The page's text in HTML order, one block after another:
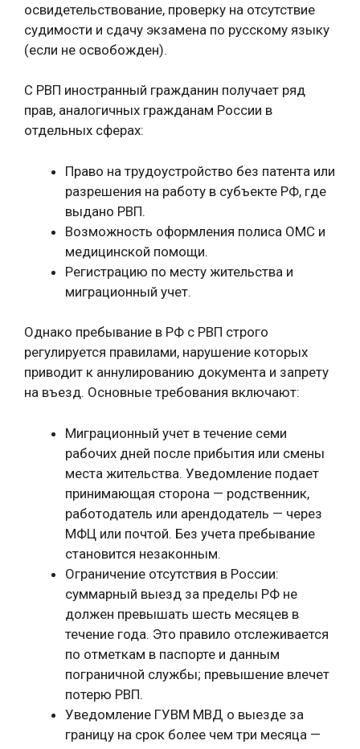
освидетельствование, проверку на отсутствие
судимости и сдачу экзамена по русскому языку
(если не освобожден).
С РВП иностранный гражданин получает ряд
прав, аналогичных гражданам России в
отдельных сферах:
Право на трудоустройство без патента или
разрешения на работу в субъекте РФ, где
выдано РВП.
Возможность оформления полиса ОМС и
медицинской помощи.
Регистрацию по месту жительства и
миграционный учет.
Однако пребывание в РФ с РВП строго
регулируется правилами, нарушение которых
приводит к аннулированию документа и запрету
на въезд. Основные требования включают:
Миграционный учет в течение семи
рабочих дней после прибытия или смены
места жительства. Уведомление подает
принимающая сторона — родственник,
работодатель или арендодатель — через
МФЦ или почтой. Без учета пребывание
становится незаконным.
Ограничение отсутствия в России:
суммарный выезд за пределы РФ не
должен превышать шесть месяцев в
течение года. Это правило отслеживается
по отметкам в паспорте и данным
пограничной службы; превышение влечет
потерю РВП.
Уведомление ГУВМ МВД о выезде за
границу на срок более чем три месяца —